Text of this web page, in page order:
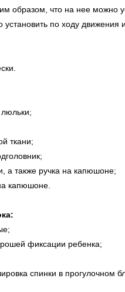
образом, что на нее можно
по ходу движения
ткани;
а также ручка на капюшоне;
капюшоне.
фиксации ребенка;
спинки в прогулочном